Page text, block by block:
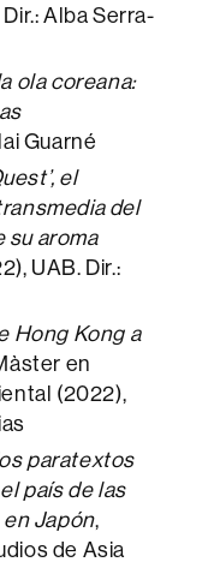
Alba Serra-
ola coreana:
Guarné
el
del
su aroma
UAB. Dir.:
Hong Kong a
en
(2022),
paratextos
país de las
Japón,
de Asia